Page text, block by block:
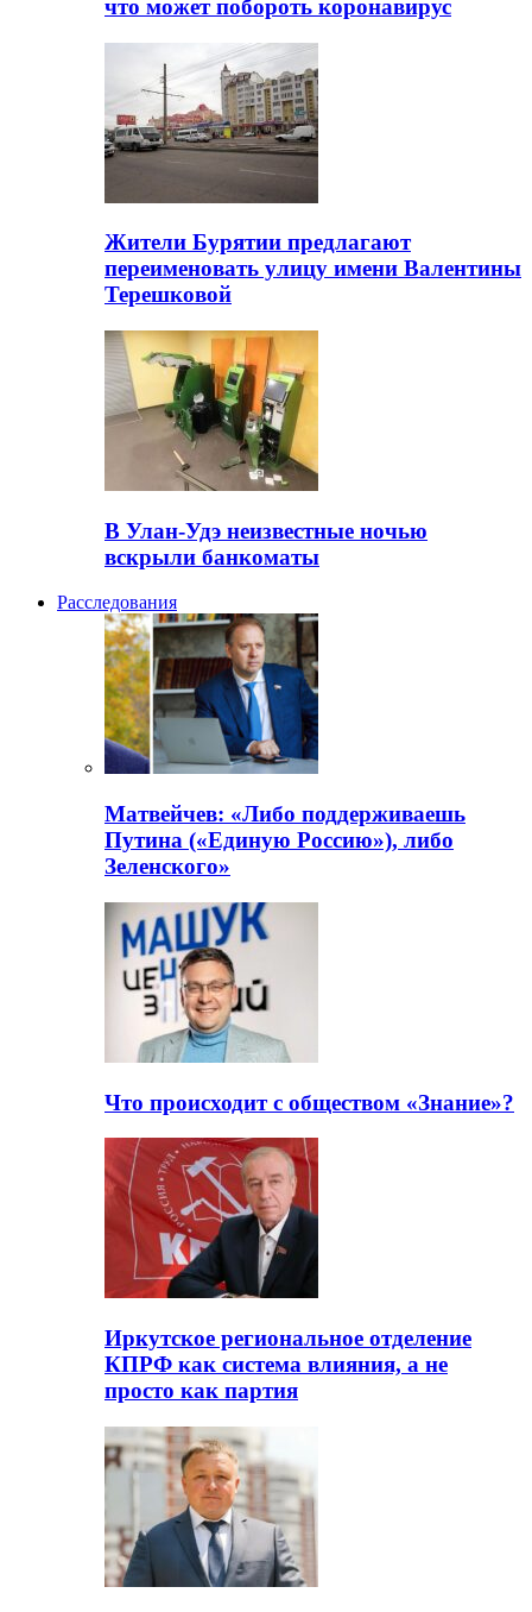
что может побороть коронавирус
Жители Бурятии предлагают
переименовать улицу имени Валентины
Терешковой
В Улан-Удэ неизвестные ночью
вскрыли банкоматы
Расследования
Матвейчев: «Либо поддерживаешь
Путина («Единую Россию»), либо
Зеленского»
Что происходит с обществом «Знание»?
Иркутское региональное отделение
КПРФ как система влияния, а не
просто как партия